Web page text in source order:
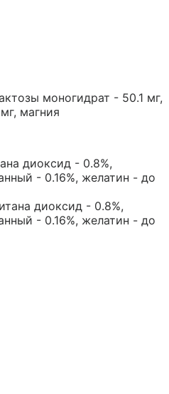
моногидрат - 50.1 мг,
магния
диоксид - 0.8%,
- 0.16%, желатин - до
диоксид - 0.8%,
- 0.16%, желатин - до